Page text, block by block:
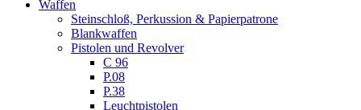
Waffen
Steinschloß, Perkussion & Papierpatrone
Blankwaffen
Pistolen und Revolver
C 96
P.08
P.38
Leuchtpistolen